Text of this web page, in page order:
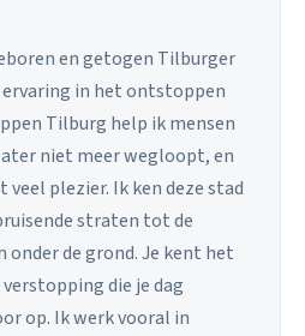
en getogen Tilburger
ervaring in het ontstoppen
Tilburg help ik mensen
niet meer wegloopt, en
veel plezier. Ik ken deze stad
straten tot de
de grond. Je kent het
die je dag
op. Ik werk vooral in